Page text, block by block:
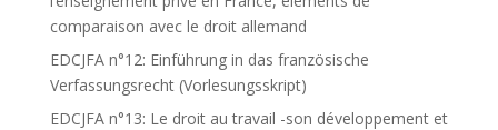
comparaison avec le droit allemand
EDCJFA n°12: Einführung in das französische
Verfassungsrecht (Vorlesungsskript)
EDCJFA n°13: Le droit au travail -son développement et